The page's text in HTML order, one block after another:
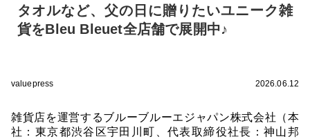
タオルなど、父の日に贈りたいユニーク雑
貨をBleu Bleuet全店舗で展開中♪
valuepress 2026.06.12
雑貨店を運営するブルーブルーエジャパン株式会社（本
社：東京都渋谷区宇田川町、代表取締役社長：神山邦